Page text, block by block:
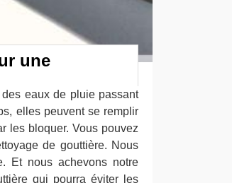
une
eaux de pluie passant
elles peuvent se remplir
les bloquer. Vous pouvez
de gouttière. Nous
Et nous achevons notre
qui pourra éviter les